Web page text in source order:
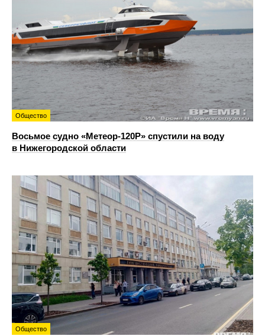
Общество
Восьмое судно «Метеор-120Р» спустили на воду
в Нижегородской области
Общество